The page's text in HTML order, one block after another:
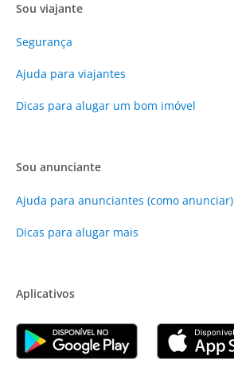
Sou viajante
Segurança
Ajuda para viajantes
Dicas para alugar um bom imóvel
Sou anunciante
Ajuda para anunciantes (como anunciar)
Dicas para alugar mais
Aplicativos